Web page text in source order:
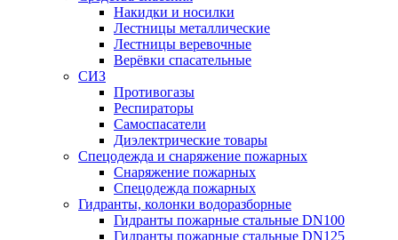
Накидки и носилки
Лестницы металлические
Лестницы веревочные
Верёвки спасательные
СИЗ
Противогазы
Респираторы
Самоспасатели
Диэлектрические товары
Спецодежда и снаряжение пожарных
Снаряжение пожарных
Спецодежда пожарных
Гидранты, колонки водоразборные
Гидранты пожарные стальные DN100
Гидранты пожарные стальные DN125